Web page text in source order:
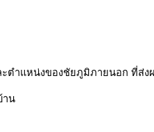
ตำแหน่งของชัยภูมิภายนอก ที่ส่
าน